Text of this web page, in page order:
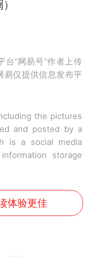
台“网易号”作者上传
易仅提供信息发布平
the pictures
and posted by a
is a social media
storage
体验更佳